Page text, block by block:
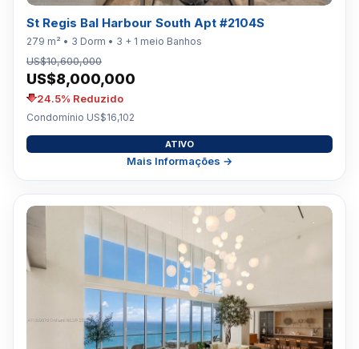
St Regis Bal Harbour South Apt #2104S
279 m² • 3 Dorm • 3 + 1 meio Banhos
US$10,600,000
US$8,000,000
24.5% Reduzido
Condomínio US$16,102
ATIVO
Mais Informações →